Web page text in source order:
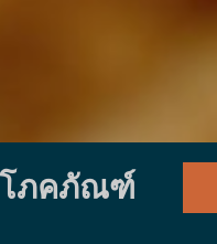
โภคภัณฑ์